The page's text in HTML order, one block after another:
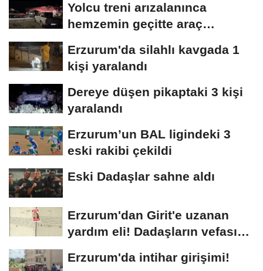
Yolcu treni arızalanınca
hemzemin geçitte araç
Erzurum'da silahlı kavgada 1
kişi yaralandı
Dereye düşen pikaptaki 3 kişi
yaralandı
Erzurum’un BAL ligindeki 3
eski rakibi çekildi
Eski Dadaşlar sahne aldı
Erzurum'dan Girit'e uzanan
yardım eli! Dadaşların vefası
Erzurum'da intihar girişimi!